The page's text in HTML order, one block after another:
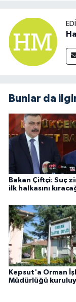
Bunlar da
Bakan Çiftçi: Suç
ilk halkasını
Kepsut'a Orman
Müdürlüğü